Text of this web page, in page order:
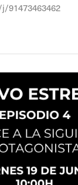
91473463462